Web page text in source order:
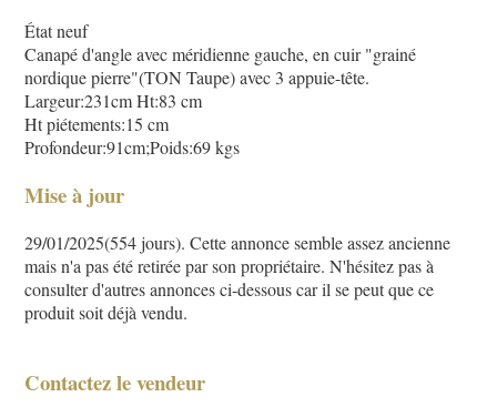
État neuf
Canapé d'angle avec méridienne gauche, en cuir "grainé
nordique pierre"(TON Taupe) avec 3 appuie-tête.
Largeur:231cm Ht:83 cm
Ht piétements:15 cm
Profondeur:91cm;Poids:69 kgs
Mise à jour
29/01/2025(554 jours). Cette annonce semble assez ancienne
mais n'a pas été retirée par son propriétaire. N'hésitez pas à
consulter d'autres annonces ci-dessous car il se peut que ce
produit soit déjà vendu.
Contactez le vendeur